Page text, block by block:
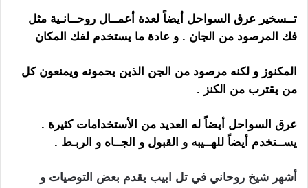
تــسخير عرق السواحل أيضاً لعدة أعمــال روحــانـية مثل
فك المرصود من الجان . و عادة ما يستخدم لفك المكان
المكنوز و لكنه مرصود من الجن الذين يحمونه ويمنعون كل
من يقترب من الكنز .
عرق السواحل أيضاً له العديد من الأستخدامات كثيرة .
يســتخدم أيضاً للهــيبه و القبول و الجــاه و الربـط .
أشهر شيخ روحاني في تل ابيب يقدم بعض التوصيات و